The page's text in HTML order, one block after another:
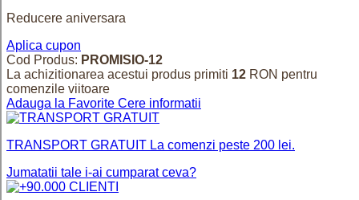
Reducere aniversara
Aplica cupon
Cod Produs: PROMISIO-12
La achizitionarea acestui produs primiti 12 RON pentru
comenzile viitoare
Adauga la Favorite Cere informatii
TRANSPORT GRATUIT La comenzi peste 200 lei.
Jumatatii tale i-ai cumparat ceva?